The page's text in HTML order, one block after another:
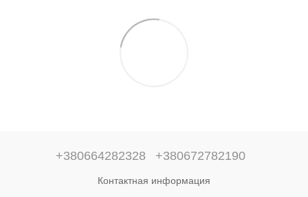
+380664282328 +380672782190
Контактная информация